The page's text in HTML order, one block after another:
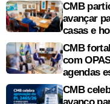
CMB
avançar
casas e
CMB
com
agendas
CMB
avanço